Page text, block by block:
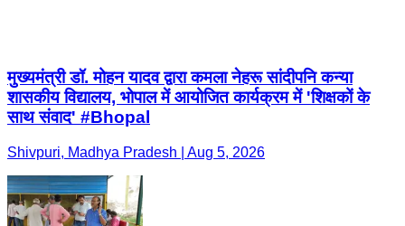
मुख्यमंत्री डॉ. मोहन यादव द्वारा कमला नेहरू सांदीपनि कन्या
शासकीय विद्यालय, भोपाल में आयोजित कार्यक्रम में 'शिक्षकों के
साथ संवाद' #Bhopal
Shivpuri, Madhya Pradesh | Aug 5, 2026